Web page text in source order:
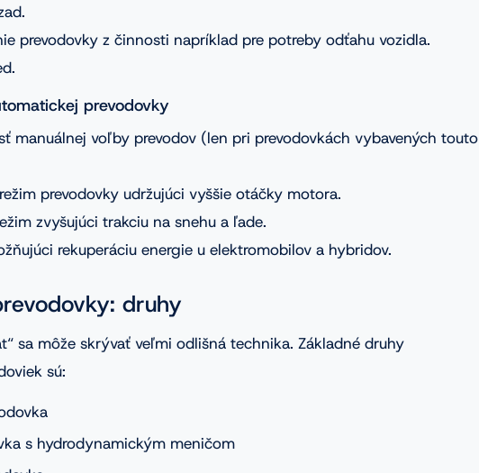
prevodovky z činnosti napríklad pre potreby odťahu vozidla.
prevodovky
manuálnej voľby prevodov (len pri prevodovkách vybavených touto
prevodovky udržujúci vyššie otáčky motora.
zvyšujúci trakciu na snehu a ľade.
rekuperáciu energie u elektromobilov a hybridov.
druhy
sa môže skrývať veľmi odlišná technika. Základné druhy
sú:
s hydrodynamickým meničom